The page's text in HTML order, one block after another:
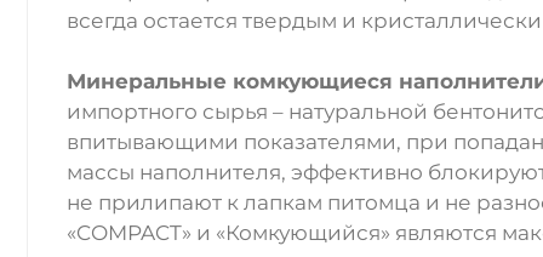
всегда остается твердым и
Минеральные комкующиеся
импортного сырья – натуральной
впитывающими показателями, при
массы наполнителя, эффективно
не прилипают к лапкам питомца и не
«COMPACT» и «Комкующийся» являются